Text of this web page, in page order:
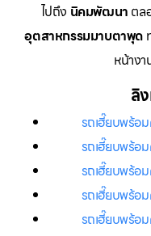
ไปถึง นิคมพัฒนา ตล
อุตสาหกรรมมาบตาพุด
หน้าง
ลิ
รถเฮี๊ยบพร้อ
รถเฮี๊ยบพร้อ
รถเฮี๊ยบพร้อ
รถเฮี๊ยบพร้อ
รถเฮี๊ยบพร้อ